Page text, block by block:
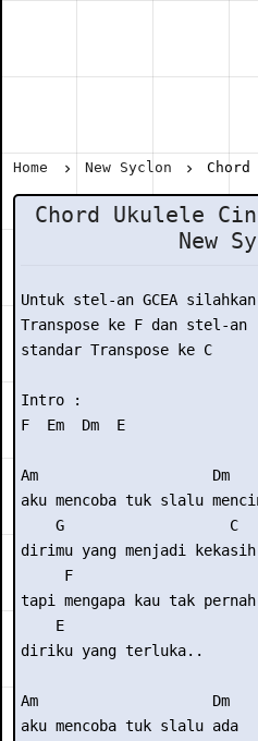
Home New Syclon Chord
Chord Ukulele
New
Untuk stel-an GCEA silahkan
Transpose ke F dan stel-an
standar Transpose ke C
Intro :
F  Em  Dm  E
Am                    Dm
aku mencoba tuk slalu
    G                   C
dirimu yang menjadi
F
tapi mengapa kau tak
    E
diriku yang terluka..
Am                    Dm
aku mencoba tuk slalu ada